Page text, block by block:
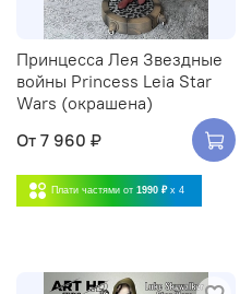
Принцесса Лея Звездные
войны Princess Leia Star
Wars (окрашена)
От 7 960 ₽
Плати частями от 1990 ₽ x 4